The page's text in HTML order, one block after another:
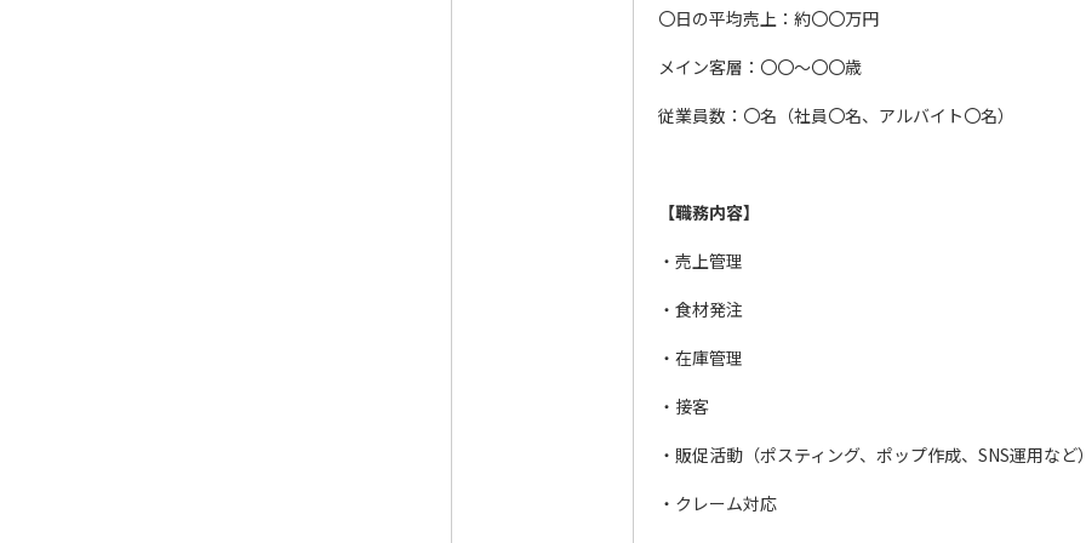
〇日の平均売上：約〇〇万円
メイン客層：〇〇～〇〇歳
従業員数：〇名（社員〇名、アルバイト〇名）
【職務内容】
・売上管理
・食材発注
・在庫管理
・接客
・販促活動（ポスティング、ポップ作成、SNS運用など
・クレーム対応